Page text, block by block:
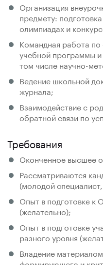
Организация
предмету:
олимпиадах и
Командная работа
учебной программы
том числе научно-
Ведение школьной
журнала;
Взаимодействие с
обратной связи по
Требования
Оконченное высшее
Рассматриваются
(молодой
Опыт в подготовке к
(желательно);
Опыт в подготовке
разного уровня
Владение